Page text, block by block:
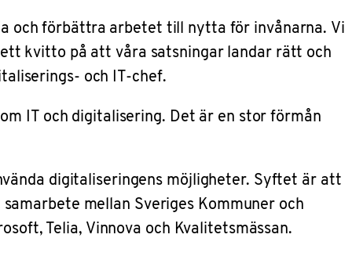
och förbättra arbetet till nytta för invånarna. Vi
kvitto på att våra satsningar landar rätt och
och IT-chef.
IT och digitalisering. Det är en stor förmån
digitaliseringens möjligheter. Syftet är att
mellan Sveriges Kommuner och
Telia, Vinnova och Kvalitetsmässan.